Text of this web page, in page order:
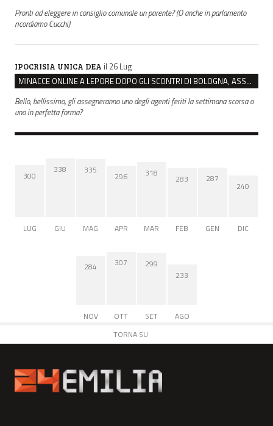
Pronti ad eleggere in consiglio comunale un parente? (O anche in parlamento
ricordiamo Cucchi)
IPOCRISIA UNICA DEA il 26 Lug
MINACCE ONLINE A LEPORE DOPO GLI SCONTRI DI BOLOGNA, ASSEGNATA LA SCORTA AL SINDACO
Bello, bellissimo, gli assegneranno uno degli agenti feriti la settimana scorsa o
uno in perfetta forma?
300
LUG
338
GIU
335
MAG
296
APR
318
MAR
283
FEB
287
GEN
240
DIC
284
NOV
307
OTT
299
SET
233
AGO
TORNA SU